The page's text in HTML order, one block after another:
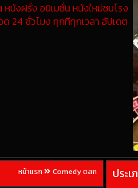
นังฝรั่ง อนิเมชั่น หนังใหม่ชนโรง
24 ชั่วโมง ทุกทีทุกเวลา อัปเดต
หน้าแรก Comedy ตลก ประเ